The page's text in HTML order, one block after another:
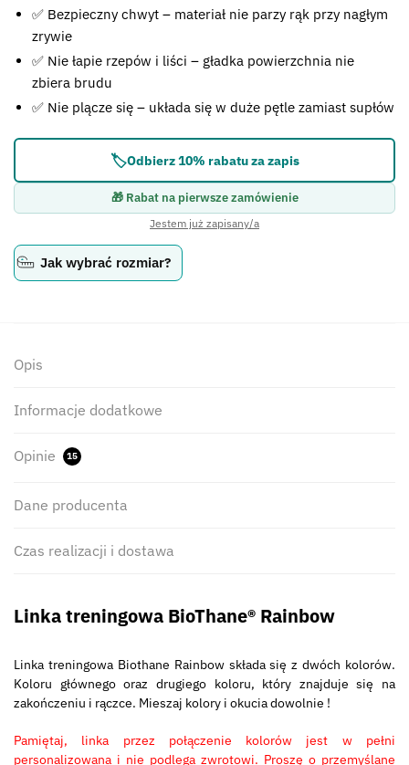
✅ Bezpieczny chwyt – materiał nie parzy rąk przy nagłym
zrywie
✅ Nie łapie rzepów i liści – gładka powierzchnia nie
zbiera brudu
✅ Nie plącze się – układa się w duże pętle zamiast supłów
🏷️Odbierz 10% rabatu za zapis
🎁 Rabat na pierwsze zamówienie
Jestem już zapisany/a
Jak wybrać rozmiar?
Opis
Informacje dodatkowe
Opinie 15
Dane producenta
Czas realizacji i dostawa
Linka treningowa BioThane® Rainbow
Linka treningowa Biothane Rainbow składa się z dwóch kolorów.
Koloru głównego oraz drugiego koloru, który znajduje się na
zakończeniu i rączce. Mieszaj kolory i okucia dowolnie !
Pamiętaj, linka przez połączenie kolorów jest w pełni
personalizowana i nie podlega zwrotowi. Proszę o przemyślane